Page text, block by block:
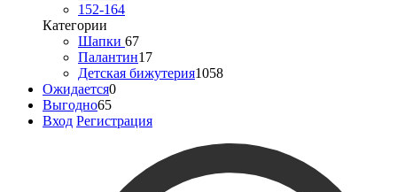
152-164
Категории
Шапки 67
Палантин17
Детская бижутерия1058
Ожидается0
Выгодно65
Вход Регистрация